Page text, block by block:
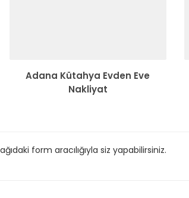
Adana Kütahya Evden Eve
Nakliyat
form aracılığıyla siz yapabilirsiniz.